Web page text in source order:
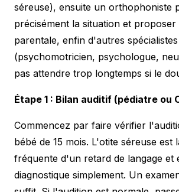
séreuse), ensuite un orthophoniste
précisément la situation et proposer
parentale, enfin d'autres
(psychomotricien, psychologue,
pas attendre trop longtemps si le
Étape 1 : Bilan auditif (pédiatre ou
Commencez par faire vérifier
bébé de 15 mois. L'otite séreuse est
fréquente d'un retard de langage et
diagnostique simplement. Un